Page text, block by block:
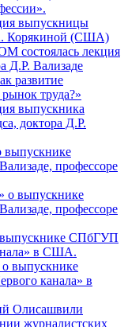
выпускницы
Корякиной (США)
выпускника
доктора Д.Р.
о выпускнике
профессоре
о выпускнике
канала» в